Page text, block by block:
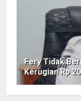
Fery Tidak
Kerugian Rp